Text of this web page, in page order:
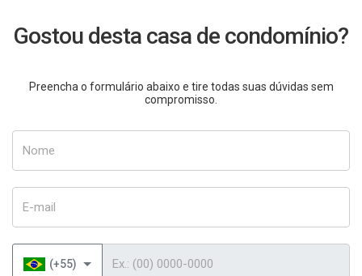
Gostou desta casa de condomínio?
Preencha o formulário abaixo e tire todas suas dúvidas sem
compromisso.
(+55)